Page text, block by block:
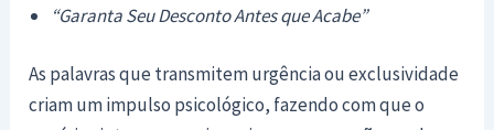
“Garanta Seu Desconto Antes que Acabe”
As palavras que transmitem urgência ou exclusividade
criam um impulso psicológico, fazendo com que o